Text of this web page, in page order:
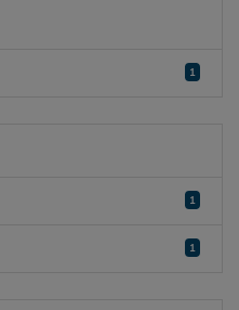
1
1
1